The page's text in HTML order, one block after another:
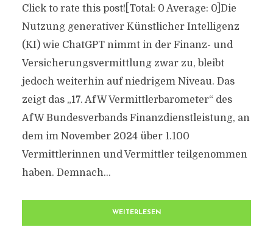
Click to rate this post![Total: 0 Average: 0]Die
Nutzung generativer Künstlicher Intelligenz
(KI) wie ChatGPT nimmt in der Finanz- und
Versicherungsvermittlung zwar zu, bleibt
jedoch weiterhin auf niedrigem Niveau. Das
zeigt das „17. AfW Vermittlerbarometer“ des
AfW Bundesverbands Finanzdienstleistung, an
dem im November 2024 über 1.100
Vermittlerinnen und Vermittler teilgenommen
haben. Demnach...
WEITERLESEN